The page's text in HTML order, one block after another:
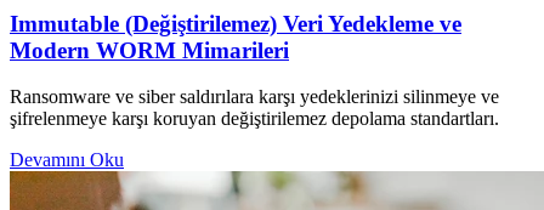
Immutable (Değiştirilemez) Veri Yedekleme ve
Modern WORM Mimarileri
Ransomware ve siber saldırılara karşı yedeklerinizi silinmeye ve
şifrelenmeye karşı koruyan değiştirilemez depolama standartları.
Devamını Oku